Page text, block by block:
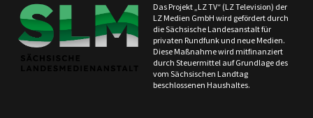
Das Projekt „LZ TV“ (LZ Television) der
LZ Medien GmbH wird gefördert durch
die Sächsische Landesanstalt für
privaten Rundfunk und neue Medien.
Diese Maßnahme wird mitfinanziert
durch Steuermittel auf Grundlage des
vom Sächsischen Landtag
beschlossenen Haushaltes.